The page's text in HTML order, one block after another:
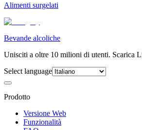
Alimenti surgelati
Bevande alcoliche
Unisciti a oltre 10 milioni di utenti. Scarica
Select language
Prodotto
Versione Web
Funzionalità